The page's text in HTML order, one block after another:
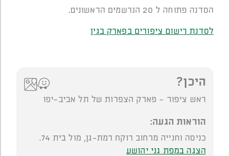
הסדנה פתוחה ל 20 הנרשמים הראשונים.
לסדנת רישום ציפורים בפארק בגין
היכן?
ראש ציפור - פארק הצפרות של תל אביב-יפו
הוראות הגעה:
כניסה וחנייה מרחוב רוקח רמת-גן, מול בית 74.
הצגה במפת גני יהושע